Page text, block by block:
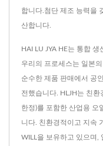
합니다.첨단 제조 능력을
산합니다.
HAI LU JYA HE는 통합
우리의 프로세스는 일본
순수한 제품 판매에서 공
전했습니다. HLJH는 친
한정)를 포함한 산업용 오
니다. 친환경적이고 지속
WILL을 보유하고 있으며,